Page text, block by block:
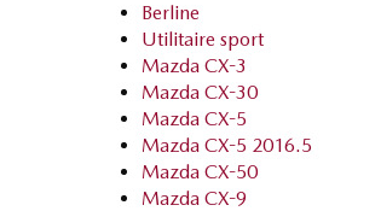
Berline
Utilitaire sport
Mazda CX-3
Mazda CX-30
Mazda CX-5
Mazda CX-5 2016.5
Mazda CX-50
Mazda CX-9